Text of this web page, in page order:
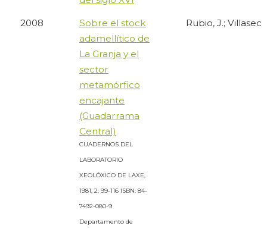
2008
Sobre el stock
adamellítico de
La Granja y el
sector
metamórfico
encajante
(Guadarrama
Central)
CUADERNOS DEL
LABORATORIO
XEOLÓXICO DE LAXE,
1981, 2: 99-116 ISBN: 84-
7492-080-9
Departamento de
Rubio, J.;